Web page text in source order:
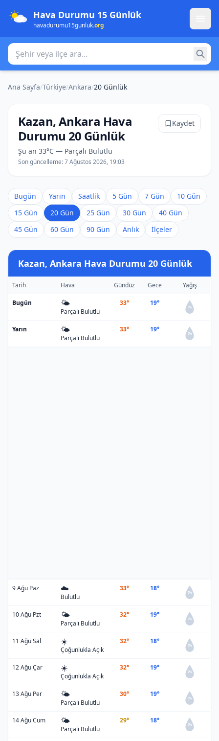
Hava Durumu 15 Günlük
havadurumu15gunluk.org
Şehir veya ilçe ara
Ana Sayfa/Türkiye/Ankara/20 Günlük
Kazan, Ankara Hava
Durumu 20 Günlük
Şu an 33°C — Parçalı Bulutlu
Son güncelleme:7 Ağustos 2026, 19:03
Kaydet
Bugün Yarın Saatlik 5 Gün 7 Gün
10 Gün
15 Gün
20 Gün 25 Gün 30 Gün
40 Gün
45 Gün
60 Gün 90 Gün Anlık İlçeler
Kazan, Ankara Hava Durumu 20 Günlük
Tarih Hava Gündüz Gece Yağış
Bugün 🌤️
Parçalı Bulutlu
33° 19°
0%
Yarın 🌤️
Parçalı Bulutlu
33° 19°
0%
9 Ağu Paz ☁️
Bulutlu
33° 18°
0%
10 Ağu Pzt 🌤️
Parçalı Bulutlu
32° 19°
0%
11 Ağu Sal ☀️
Çoğunlukla Açık
32° 18°
0%
12 Ağu Çar ☀️
Çoğunlukla Açık
32° 19°
0%
13 Ağu Per 🌤️
Parçalı Bulutlu
30° 19°
0%
14 Ağu Cum 🌤️
Parçalı Bulutlu
29° 18°
0%